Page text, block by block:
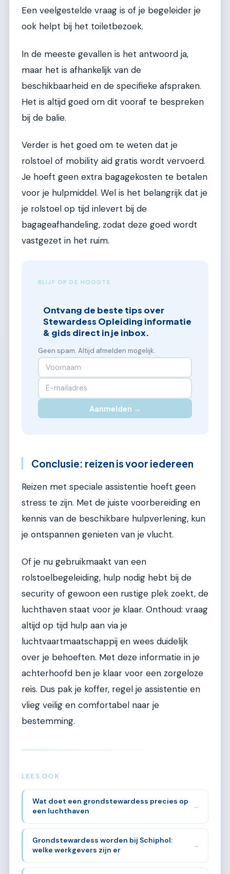
Een veelgestelde vraag is of je begeleider je
ook helpt bij het toiletbezoek.
In de meeste gevallen is het antwoord ja,
maar het is afhankelijk van de
beschikbaarheid en de specifieke afspraken.
Het is altijd goed om dit vooraf te bespreken
bij de balie.
Verder is het goed om te weten dat je
rolstoel of mobility aid gratis wordt vervoerd.
Je hoeft geen extra bagagekosten te betalen
voor je hulpmiddel. Wel is het belangrijk dat je
je rolstoel op tijd inlevert bij de
bagageafhandeling, zodat deze goed wordt
vastgezet in het ruim.
BLIJF OP DE HOOGTE
Ontvang de beste tips over
Stewardess Opleiding informatie
& gids direct in je inbox.
Geen spam. Altijd afmelden mogelijk.
Aanmelden →
Conclusie: reizen is voor iedereen
Reizen met speciale assistentie hoeft geen
stress te zijn. Met de juiste voorbereiding en
kennis van de beschikbare hulpverlening, kun
je ontspannen genieten van je vlucht.
Of je nu gebruikmaakt van een
rolstoelbegeleiding, hulp nodig hebt bij de
security of gewoon een rustige plek zoekt, de
luchthaven staat voor je klaar. Onthoud: vraag
altijd op tijd hulp aan via je
luchtvaartmaatschappij en wees duidelijk
over je behoeften. Met deze informatie in je
achterhoofd ben je klaar voor een zorgeloze
reis. Dus pak je koffer, regel je assistentie en
vlieg veilig en comfortabel naar je
bestemming.
LEES OOK
Wat doet een grondstewardess precies op
een luchthaven
→
Grondstewardess worden bij Schiphol:
welke werkgevers zijn er
→